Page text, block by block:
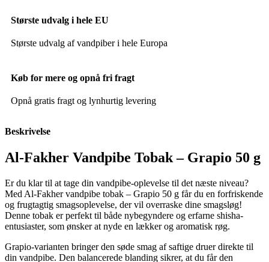
Største udvalg i hele EU
Største udvalg af vandpiber i hele Europa
Køb for mere og opnå fri fragt
Opnå gratis fragt og lynhurtig levering
Beskrivelse
Al-Fakher Vandpibe Tobak – Grapio 50 g
Er du klar til at tage din vandpibe-oplevelse til det næste niveau?
Med Al-Fakher vandpibe tobak – Grapio 50 g får du en forfriskende
og frugtagtig smagsoplevelse, der vil overraske dine smagsløg!
Denne tobak er perfekt til både nybegyndere og erfarne shisha-
entusiaster, som ønsker at nyde en lækker og aromatisk røg.
Grapio-varianten bringer den søde smag af saftige druer direkte til
din vandpibe. Den balancerede blanding sikrer, at du får den